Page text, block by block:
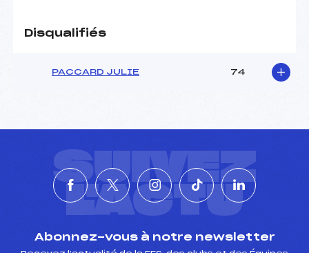
Disqualifiés
PACCARD JULIE 74
SUIVEZ
L'ACTU
Abonnez-vous à notre newsletter